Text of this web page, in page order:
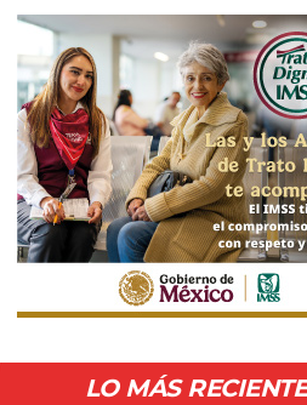
LO MÁS RECIENTE